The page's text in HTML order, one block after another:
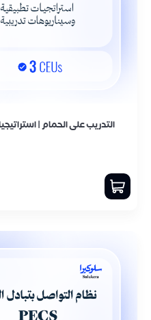
التدريب على الحمام |